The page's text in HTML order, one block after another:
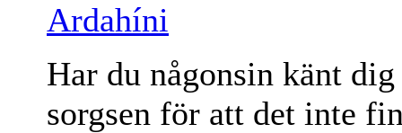
Ardahíni
Har du någonsin känt dig
sorgsen för att det inte